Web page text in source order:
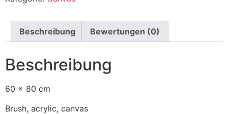
Beschreibung Bewertungen (0)
Beschreibung
60 x 80 cm
Brush, acrylic, canvas